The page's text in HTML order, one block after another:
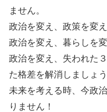
ません。
政治を変え、政策を変
政治を変え、暮らしを
政治を変え、失われた
た格差を解消しましょう
未来を考える時、今政
りません！